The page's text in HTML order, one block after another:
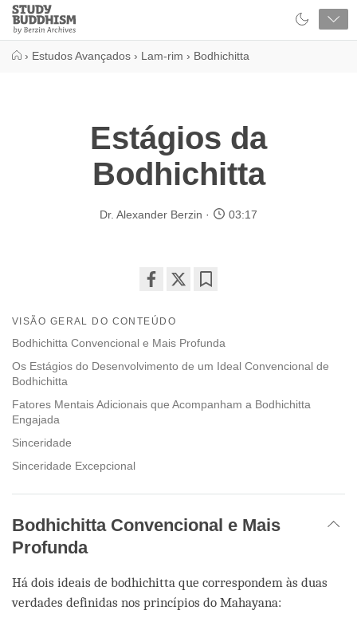
Close
Study
Buddhism
› Estudos Avançados › Lam-rim › Bodhichitta
Estágios da
Bodhichitta
Dr. Alexander Berzin 03:17
on
facebook
VISÃO GERAL DO CONTEÚDO
Bodhichitta Convencional e Mais Profunda
Os Estágios do Desenvolvimento de um Ideal Convencional de
Bodhichitta
Fatores Mentais Adicionais que Acompanham a Bodhichitta
Engajada
Sinceridade
Sinceridade Excepcional
Bodhichitta Convencional e Mais
Profunda
Há dois ideais de bodhichitta que correspondem às duas
verdades definidas nos princípios do Mahayana: